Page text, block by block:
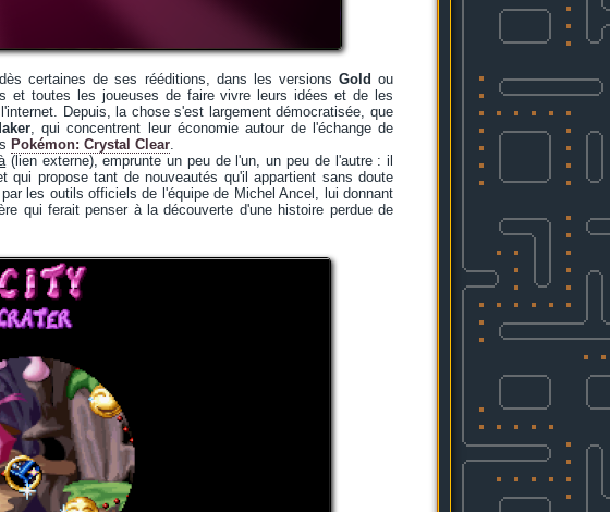
certaines de ses rééditions, dans les versions Gold ou
et toutes les joueuses de faire vivre leurs idées et de les
Depuis, la chose s'est largement démocratisée, que
, qui concentrent leur économie autour de l'échange de
Pokémon: Crystal Clear.
(lien externe), emprunte un peu de l'un, un peu de l'autre : il
qui propose tant de nouveautés qu'il appartient sans doute
les outils officiels de l'équipe de Michel Ancel, lui donnant
qui ferait penser à la découverte d'une histoire perdue de